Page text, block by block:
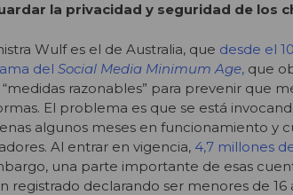
la privacidad y seguridad de los
Wulf es el de Australia, que desde el
del Social Media Minimum Age, que
razonables” para prevenir que
. El problema es que se está
algunos meses en funcionamiento y
Al entrar en vigencia, 4,7 millones
una parte importante de esas
registrado declarando ser menores de 16